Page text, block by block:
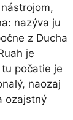
nazýva ju
z Ducha
je
počatie je
naozaj
ozajstný